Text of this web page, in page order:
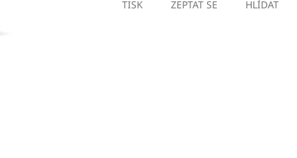
TISK ZEPTAT SE HLÍDAT